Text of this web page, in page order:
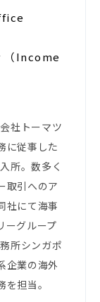
Income
社トーマツ
に従事した
所。数多く
取引へのア
社にて海事
ーグループ
所シンガポ
企業の海外
担当。